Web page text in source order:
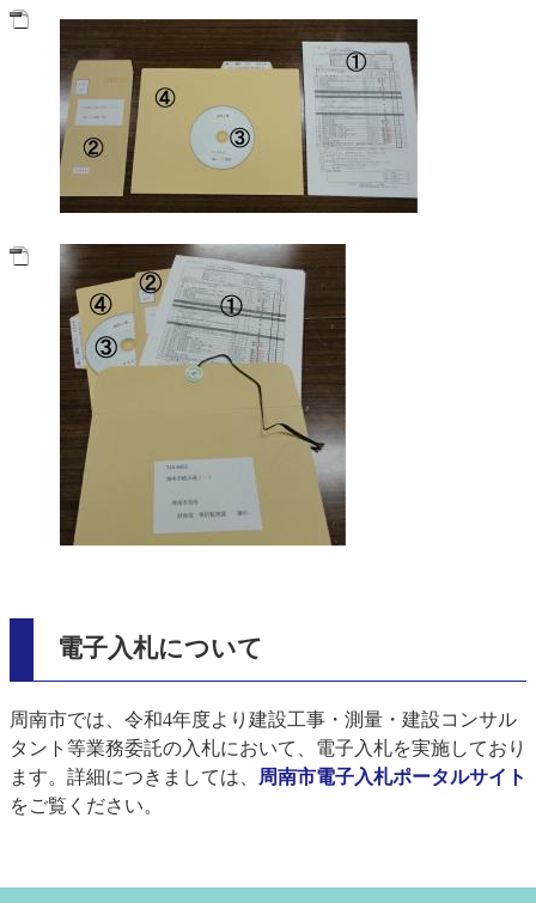
電子入札について
周南市では、令和4年度より建設工事・測量・建設コンサル
タント等業務委託の入札において、電子入札を実施しており
ます。詳細につきましては、
周南市電子入札ポータルサイト
をご覧ください。